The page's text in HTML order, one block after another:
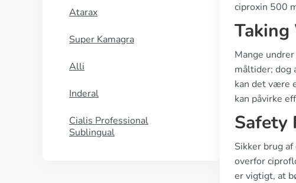
Atarax
Super Kamagra
Alli
Inderal
Cialis Professional
Sublingual
ciproxin 500
Mange
måltider; dog
kan det være
kan påvirke
Safety
Sikker brug
overfor
er vigtigt, at